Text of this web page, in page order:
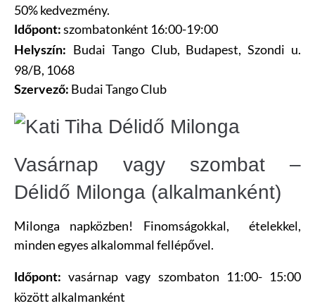
50% kedvezmény.
Időpont: szombatonként 16:00-19:00
Helyszín: Budai Tango Club, Budapest, Szondi u.
98/B, 1068
Szervező: Budai Tango Club
Vasárnap vagy szombat –
Délidő Milonga (alkalmanként)
Milonga napközben! Finomságokkal, ételekkel,
minden egyes alkalommal fellépővel.
Időpont:
vasárnap vagy szombaton 11:00- 15:00
között alkalmanként